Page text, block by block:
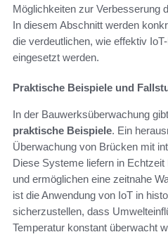
Möglichkeiten zur Verbesserung
In diesem Abschnitt werden
die verdeutlichen, wie effektiv
eingesetzt werden.
Praktische Beispiele und
In der Bauwerksüberwachung
praktische Beispiele. Ein
Überwachung von Brücken mit
Diese Systeme liefern in
und ermöglichen eine zeitnahe
ist die Anwendung von IoT in
sicherzustellen, dass
Temperatur konstant überwacht